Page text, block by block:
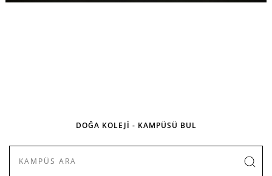
DOĞA KOLEJİ - KAMPÜSÜ BUL